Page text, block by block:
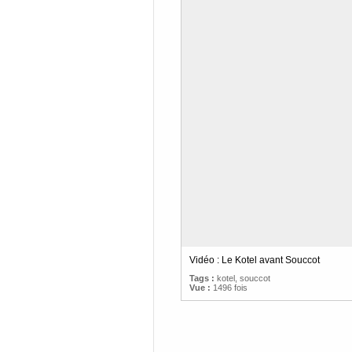
Vidéo : Le Kotel avant Souccot
Tags : kotel, souccot
Vue : 1496 fois